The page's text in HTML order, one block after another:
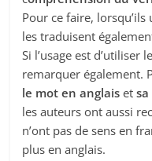
Pour ce faire,
les traduisent
Si l’usage est d’utiliser
remarquer également.
le mot en anglaiset
les auteurs ont aussi
n’ont pas de sens en
plus en anglais.